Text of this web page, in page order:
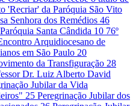
'Recriar' da Paróquia São Vito
Senhora dos Remédios 46
Santa Cândida 10 76º
Arquidiocesano de
em São Paulo 20
da Transfiguração 28
Dr. Luiz Alberto David
Jubilar da Vida
25 Peregrinação Jubilar dos